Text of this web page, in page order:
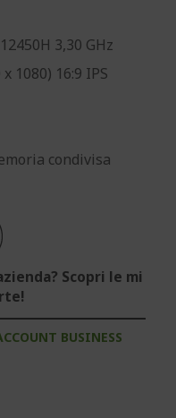
3,30 GHz
1080) 16:9 IPS
condivisa
Scopri le mi
BUSINESS